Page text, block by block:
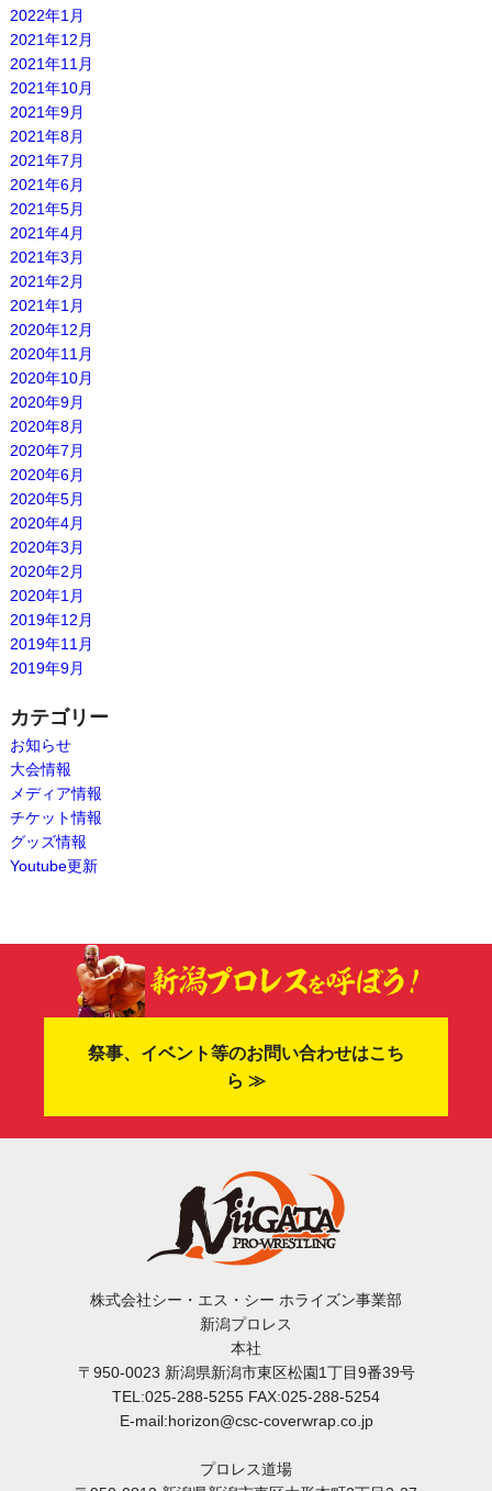
2022年1月
2021年12月
2021年11月
2021年10月
2021年9月
2021年8月
2021年7月
2021年6月
2021年5月
2021年4月
2021年3月
2021年2月
2021年1月
2020年12月
2020年11月
2020年10月
2020年9月
2020年8月
2020年7月
2020年6月
2020年5月
2020年4月
2020年3月
2020年2月
2020年1月
2019年12月
2019年11月
2019年9月
カテゴリー
お知らせ
大会情報
メディア情報
チケット情報
グッズ情報
Youtube更新
祭事、イベント等のお問い合わせはこち
ら ≫
株式会社シー・エス・シー ホライズン事業部
新潟プロレス
本社
〒950-0023 新潟県新潟市東区松園1丁目9番39号
TEL:025-288-5255 FAX:025-288-5254
E-mail:horizon@csc-coverwrap.co.jp
プロレス道場